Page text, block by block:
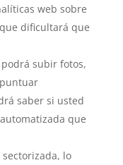
web sobre
dificultará que
subir fotos,
saber si usted
que
lo